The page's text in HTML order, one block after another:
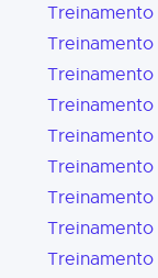
Treinamento